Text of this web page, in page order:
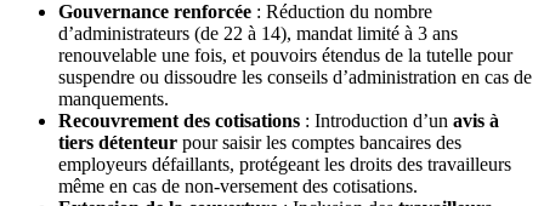
Gouvernance renforcée : Réduction du nombre
d’administrateurs (de 22 à 14), mandat limité à 3 ans
renouvelable une fois, et pouvoirs étendus de la tutelle pour
suspendre ou dissoudre les conseils d’administration en cas de
manquements.
Recouvrement des cotisations : Introduction d’un avis à
tiers détenteur pour saisir les comptes bancaires des
employeurs défaillants, protégeant les droits des travailleurs
même en cas de non-versement des cotisations.